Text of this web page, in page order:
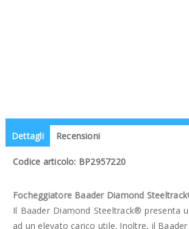
Dettagli Recensioni
Codice articolo: BP2957220
Focheggiatore Baader Diamond
Il Baader Diamond Steeltrack® presenta
ad un elevato carico utile. Inoltre, il